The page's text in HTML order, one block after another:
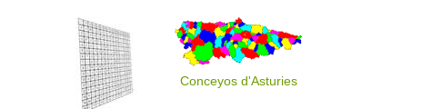
Conceyos d'Asturies